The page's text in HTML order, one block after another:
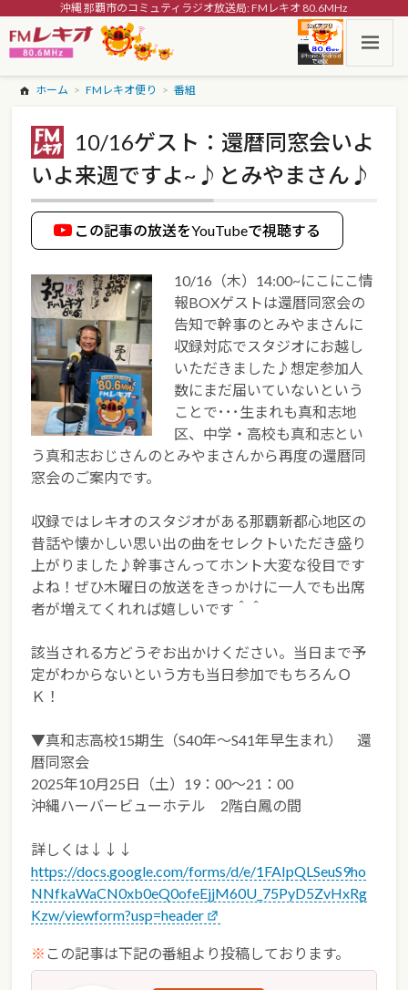
沖縄 那覇市のコミュティラジオ放送局: FMレキオ 80.6MHz
ホーム FMレキオ便り 番組
10/16ゲスト：還暦同窓会いよ
いよ来週ですよ~♪とみやまさん♪
この記事の放送をYouTubeで視聴する
10/16（木）14:00~にこにこ情
報BOXゲストは還暦同窓会の
告知で幹事のとみやまさんに
収録対応でスタジオにお越し
いただきました♪想定参加人
数にまだ届いていないという
ことで･･･生まれも真和志地
区、中学・高校も真和志とい
う真和志おじさんのとみやまさんから再度の還暦同
窓会のご案内です。
収録ではレキオのスタジオがある那覇新都心地区の
昔話や懐かしい思い出の曲をセレクトいただき盛り
上がりました♪幹事さんってホント大変な役目です
よね！ぜひ木曜日の放送をきっかけに一人でも出席
者が増えてくれれば嬉しいです＾＾
該当される方どうぞお出かけください。当日まで予
定がわからないという方も当日参加でもちろんＯ
Ｋ！
▼真和志高校15期生（S40年～S41年早生まれ） 還
暦同窓会
2025年10月25日（土）19：00～21：00
沖縄ハーバービューホテル 2階白鳳の間
詳しくは↓↓↓
https://docs.google.com/forms/d/e/1FAIpQLSeuS9ho
NNfkaWaCN0xb0eQ0ofeEjjM60U_75PyD5ZvHxRg
Kzw/viewform?usp=header
※ この記事は下記の番組より投稿しております。